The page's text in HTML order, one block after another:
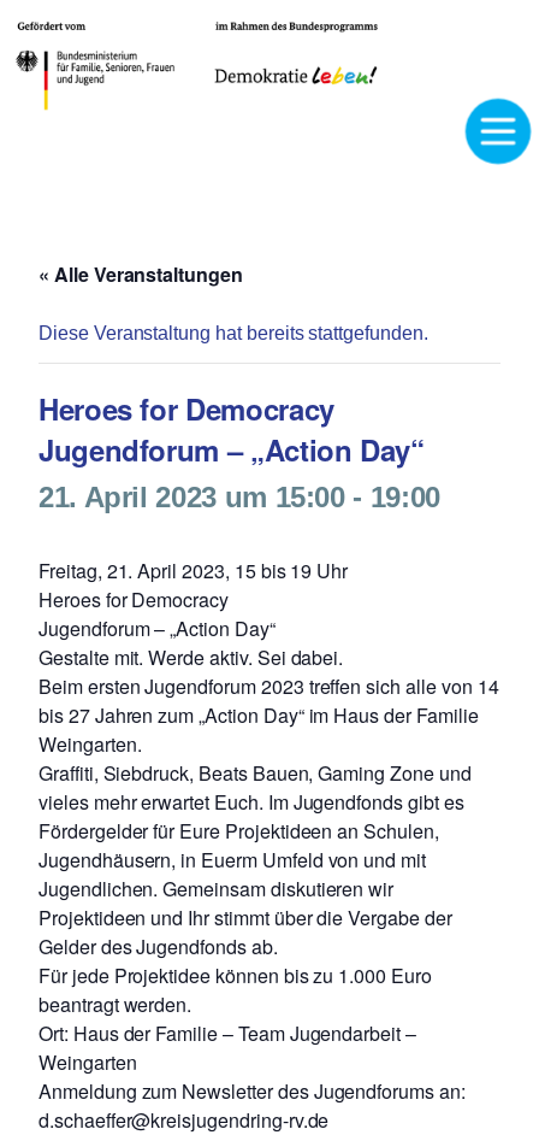
« Alle Veranstaltungen
Diese Veranstaltung hat bereits stattgefunden.
Heroes for Democracy
Jugendforum – „Action Day“
21. April 2023 um 15:00- 19:00
Freitag, 21. April 2023, 15 bis 19 Uhr
Heroes for Democracy
Jugendforum – „Action Day“
Gestalte mit. Werde aktiv. Sei dabei.
Beim ersten Jugendforum 2023 treffen sich alle von 14
bis 27 Jahren zum „Action Day“ im Haus der Familie
Weingarten.
Graffiti, Siebdruck, Beats Bauen, Gaming Zone und
vieles mehr erwartet Euch. Im Jugendfonds gibt es
Fördergelder für Eure Projektideen an Schulen,
Jugendhäusern, in Euerm Umfeld von und mit
Jugendlichen. Gemeinsam diskutieren wir
Projektideen und Ihr stimmt über die Vergabe der
Gelder des Jugendfonds ab.
Für jede Projektidee können bis zu 1.000 Euro
beantragt werden.
Ort: Haus der Familie – Team Jugendarbeit –
Weingarten
Anmeldung zum Newsletter des Jugendforums an:
d.schaeffer@kreisjugendring-rv.de